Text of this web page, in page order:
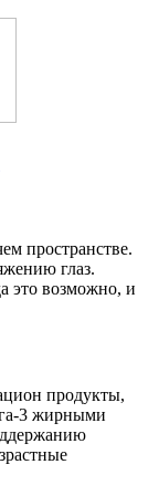
пространстве.
глаз.
это возможно, и
продукты,
3 жирными